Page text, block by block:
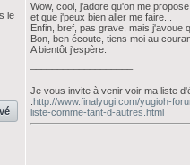
le
Wow, cool, j'adore qu'on me
et que j'peux bien aller me faire...
Enfin, bref, pas grave, mais j'avoue
Bon, ben écoute, tiens moi au
A bientôt j'espère.
Je vous invite à venir voir ma liste
:http://www.finalyugi.com/yugioh-
liste-comme-tant-d-autres.html